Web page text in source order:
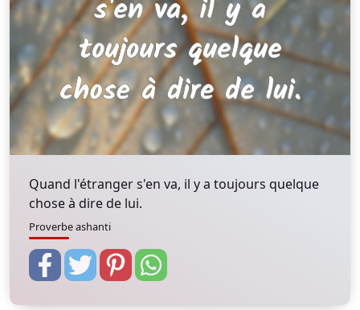
Quand l'étranger s'en va, il y a toujours quelque
chose à dire de lui.
Proverbe ashanti